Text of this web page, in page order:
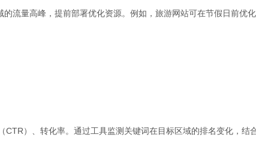
流量高峰，提前部署优化资源。例如，旅游网站可在节假日前优
）、转化率。通过工具监测关键词在目标区域的排名变化，结